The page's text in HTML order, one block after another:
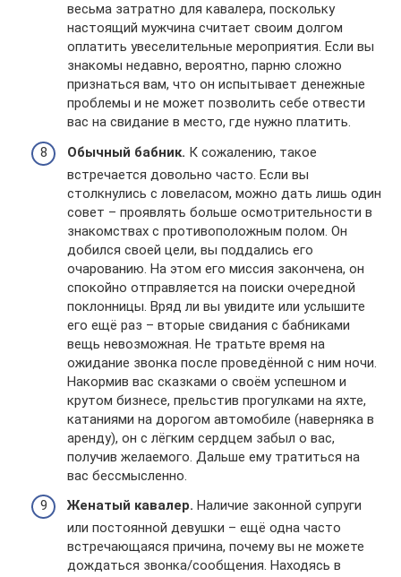
весьма затратно для кавалера, поскольку
настоящий мужчина считает своим долгом
оплатить увеселительные мероприятия. Если вы
знакомы недавно, вероятно, парню сложно
признаться вам, что он испытывает денежные
проблемы и не может позволить себе отвести
вас на свидание в место, где нужно платить.
Обычный бабник. К сожалению, такое
встречается довольно часто. Если вы
столкнулись с ловеласом, можно дать лишь один
совет – проявлять больше осмотрительности в
знакомствах с противоположным полом. Он
добился своей цели, вы поддались его
очарованию. На этом его миссия закончена, он
спокойно отправляется на поиски очередной
поклонницы. Вряд ли вы увидите или услышите
его ещё раз – вторые свидания с бабниками
вещь невозможная. Не тратьте время на
ожидание звонка после проведённой с ним ночи.
Накормив вас сказками о своём успешном и
крутом бизнесе, прельстив прогулками на яхте,
катаниями на дорогом автомобиле (наверняка в
аренду), он с лёгким сердцем забыл о вас,
получив желаемого. Дальше ему тратиться на
вас бессмысленно.
Женатый кавалер. Наличие законной супруги
или постоянной девушки – ещё одна часто
встречающаяся причина, почему вы не можете
дождаться звонка/сообщения. Находясь в